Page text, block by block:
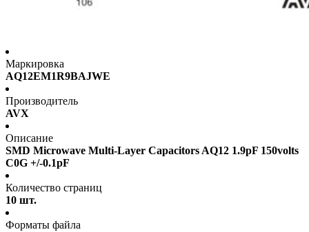
Маркировка
AQ12EM1R9BAJWE
Производитель
AVX
Описание
SMD Microwave Multi-Layer Capacitors AQ12 1.9pF 150volts
C0G +/-0.1pF
Количество страниц
10 шт.
Форматы файла